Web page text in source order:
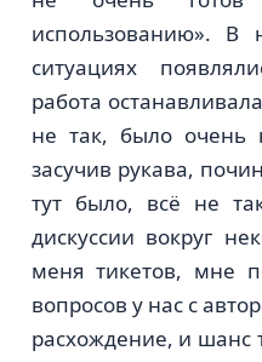
использованию». В
ситуациях
работа
не так, было очень
засучив рукава,
тут было, всё не
дискуссии вокруг
меня тикетов, мне
вопросов у нас с
расхождение, и шанс